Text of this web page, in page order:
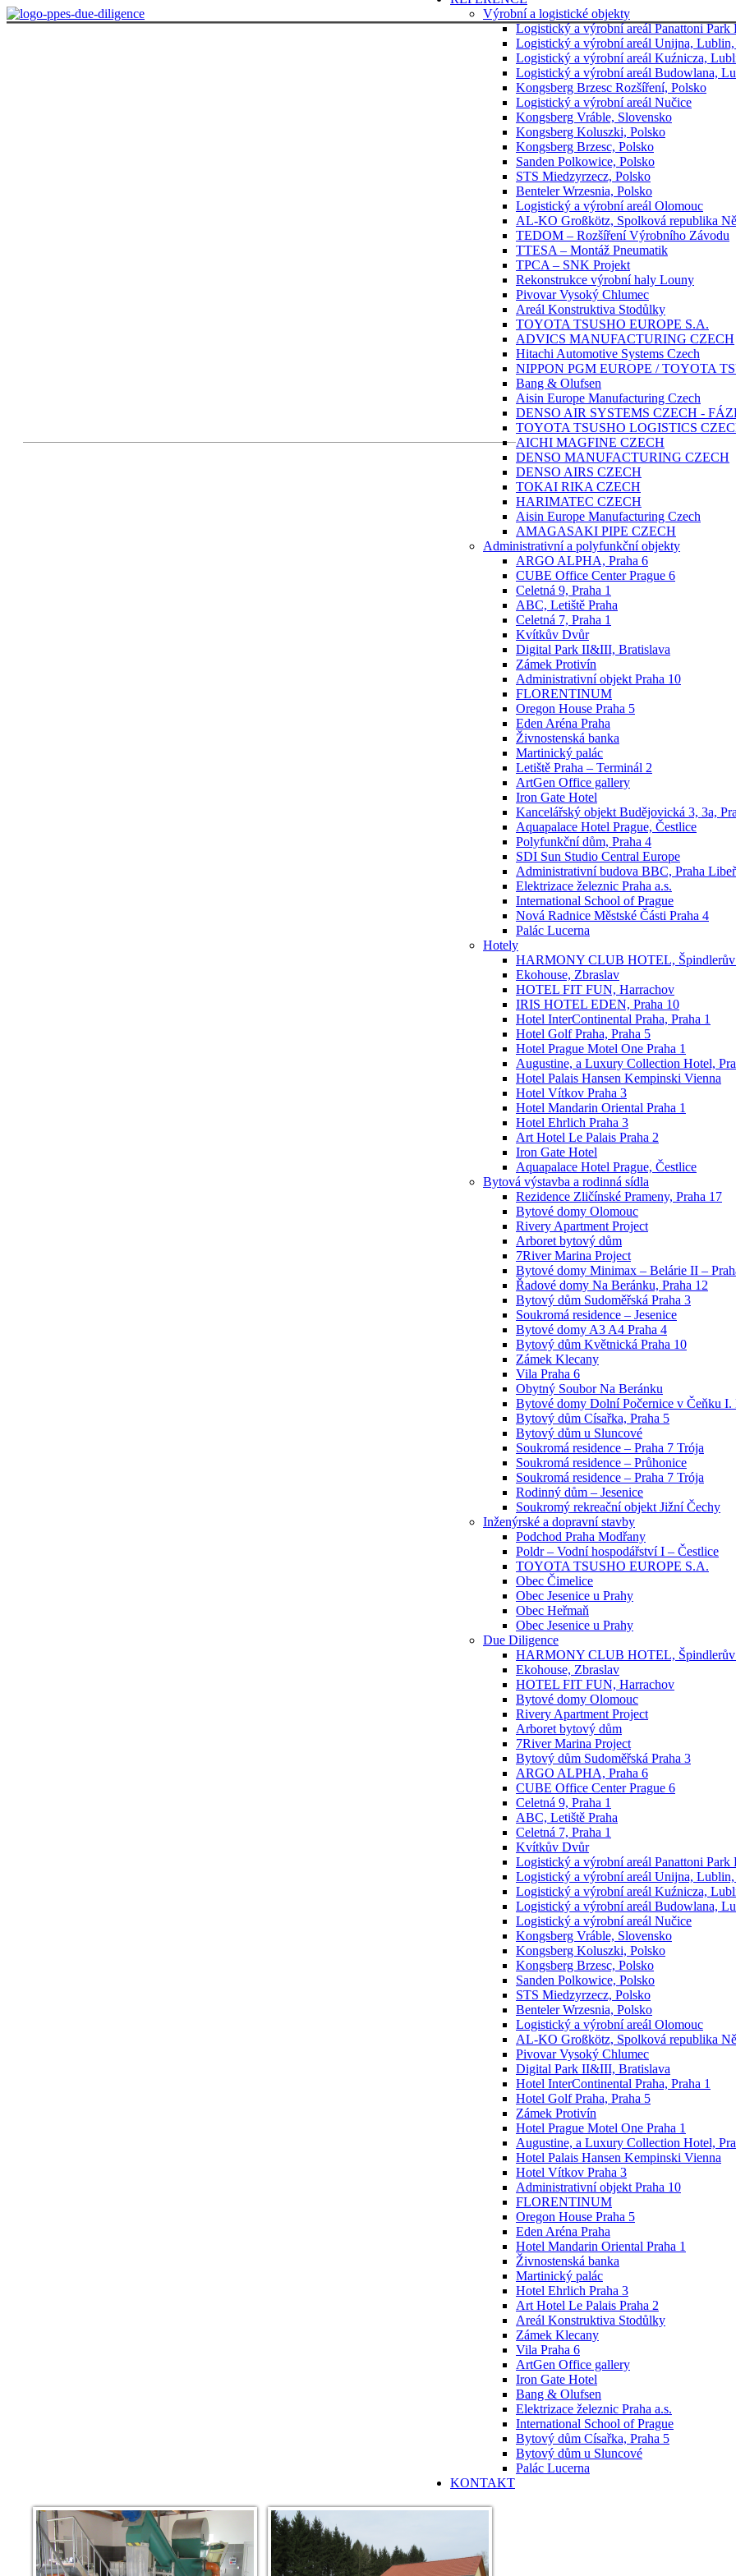
Výrobní a logistické objekty
Logistický a výrobní areál Panattoni Park
Logistický a výrobní areál Unijna,
Logistický a výrobní areál Kuźnicza,
Logistický a výrobní areál Budowlana,
Kongsberg Brzesc Rozšíření, Polsko
Logistický a výrobní areál Nučice
Kongsberg Vráble, Slovensko
Kongsberg Koluszki, Polsko
Kongsberg Brzesc, Polsko
Sanden Polkowice, Polsko
STS Miedzyrzecz, Polsko
Benteler Wrzesnia, Polsko
Logistický a výrobní areál Olomouc
AL-KO Großkötz, Spolková republika
TEDOM – Rozšíření Výrobního Závodu
TTESA – Montáž Pneumatik
TPCA – SNK Projekt
Rekonstrukce výrobní haly Louny
Pivovar Vysoký Chlumec
Areál Konstruktiva Stodůlky
TOYOTA TSUSHO EUROPE S.A.
ADVICS MANUFACTURING CZECH
Hitachi Automotive Systems Czech
NIPPON PGM EUROPE / TOYOTA
Bang & Olufsen
Aisin Europe Manufacturing Czech
DENSO AIR SYSTEMS CZECH -
TOYOTA TSUSHO LOGISTICS
AICHI MAGFINE CZECH
DENSO MANUFACTURING CZECH
DENSO AIRS CZECH
TOKAI RIKA CZECH
HARIMATEC CZECH
Aisin Europe Manufacturing Czech
AMAGASAKI PIPE CZECH
Administrativní a polyfunkční objekty
ARGO ALPHA, Praha 6
CUBE Office Center Prague 6
Celetná 9, Praha 1
ABC, Letiště Praha
Celetná 7, Praha 1
Kvítkův Dvůr
Digital Park ΙΙ&ΙΙΙ, Bratislava
Zámek Protivín
Administrativní objekt Praha 10
FLORENTINUM
Oregon House Praha 5
Eden Aréna Praha
Živnostenská banka
Martinický palác
Letiště Praha – Terminál 2
ArtGen Office gallery
Iron Gate Hotel
Kancelářský objekt Budějovická 3, 3a,
Aquapalace Hotel Prague, Čestlice
Polyfunkční dům, Praha 4
SDI Sun Studio Central Europe
Administrativní budova BBC, Praha
Elektrizace železnic Praha a.s.
International School of Prague
Nová Radnice Městské Části Praha 4
Palác Lucerna
Hotely
HARMONY CLUB HOTEL,
Ekohouse, Zbraslav
HOTEL FIT FUN, Harrachov
IRIS HOTEL EDEN, Praha 10
Hotel InterContinental Praha, Praha 1
Hotel Golf Praha, Praha 5
Hotel Prague Motel One Praha 1
Augustine, a Luxury Collection Hotel,
Hotel Palais Hansen Kempinski Vienna
Hotel Vítkov Praha 3
Hotel Mandarin Oriental Praha 1
Hotel Ehrlich Praha 3
Art Hotel Le Palais Praha 2
Iron Gate Hotel
Aquapalace Hotel Prague, Čestlice
Bytová výstavba a rodinná sídla
Rezidence Zličínské Prameny, Praha 17
Bytové domy Olomouc
Rivery Apartment Project
Arboret bytový dům
7River Marina Project
Bytové domy Minimax – Belárie II –
Řadové domy Na Beránku, Praha 12
Bytový dům Sudoměřská Praha 3
Soukromá residence – Jesenice
Bytové domy A3 A4 Praha 4
Bytový dům Květnická Praha 10
Zámek Klecany
Vila Praha 6
Obytný Soubor Na Beránku
Bytové domy Dolní Počernice v Čeňku I.
Bytový dům Císařka, Praha 5
Bytový dům u Sluncové
Soukromá residence – Praha 7 Trója
Soukromá residence – Průhonice
Soukromá residence – Praha 7 Trója
Rodinný dům – Jesenice
Soukromý rekreační objekt Jižní Čechy
Inženýrské a dopravní stavby
Podchod Praha Modřany
Poldr – Vodní hospodářství I – Čestlice
TOYOTA TSUSHO EUROPE S.A.
Obec Čimelice
Obec Jesenice u Prahy
Obec Heřmaň
Obec Jesenice u Prahy
Due Diligence
HARMONY CLUB HOTEL,
Ekohouse, Zbraslav
HOTEL FIT FUN, Harrachov
Bytové domy Olomouc
Rivery Apartment Project
Arboret bytový dům
7River Marina Project
Bytový dům Sudoměřská Praha 3
ARGO ALPHA, Praha 6
CUBE Office Center Prague 6
Celetná 9, Praha 1
ABC, Letiště Praha
Celetná 7, Praha 1
Kvítkův Dvůr
Logistický a výrobní areál Panattoni Park
Logistický a výrobní areál Unijna,
Logistický a výrobní areál Kuźnicza,
Logistický a výrobní areál Budowlana,
Logistický a výrobní areál Nučice
Kongsberg Vráble, Slovensko
Kongsberg Koluszki, Polsko
Kongsberg Brzesc, Polsko
Sanden Polkowice, Polsko
STS Miedzyrzecz, Polsko
Benteler Wrzesnia, Polsko
Logistický a výrobní areál Olomouc
AL-KO Großkötz, Spolková republika
Pivovar Vysoký Chlumec
Digital Park ΙΙ&ΙΙΙ, Bratislava
Hotel InterContinental Praha, Praha 1
Hotel Golf Praha, Praha 5
Zámek Protivín
Hotel Prague Motel One Praha 1
Augustine, a Luxury Collection Hotel,
Hotel Palais Hansen Kempinski Vienna
Hotel Vítkov Praha 3
Administrativní objekt Praha 10
FLORENTINUM
Oregon House Praha 5
Eden Aréna Praha
Hotel Mandarin Oriental Praha 1
Živnostenská banka
Martinický palác
Hotel Ehrlich Praha 3
Art Hotel Le Palais Praha 2
Areál Konstruktiva Stodůlky
Zámek Klecany
Vila Praha 6
ArtGen Office gallery
Iron Gate Hotel
Bang & Olufsen
Elektrizace železnic Praha a.s.
International School of Prague
Bytový dům Císařka, Praha 5
Bytový dům u Sluncové
Palác Lucerna
KONTAKT